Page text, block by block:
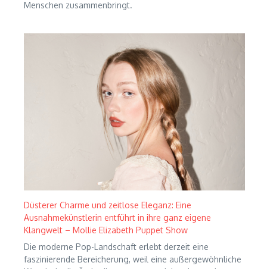
Menschen zusammenbringt.
Düsterer Charme und zeitlose Eleganz: Eine
Ausnahmekünstlerin entführt in ihre ganz eigene
Klangwelt – Mollie Elizabeth Puppet Show
Die moderne Pop-Landschaft erlebt derzeit eine
faszinierende Bereicherung, weil eine außergewöhnliche